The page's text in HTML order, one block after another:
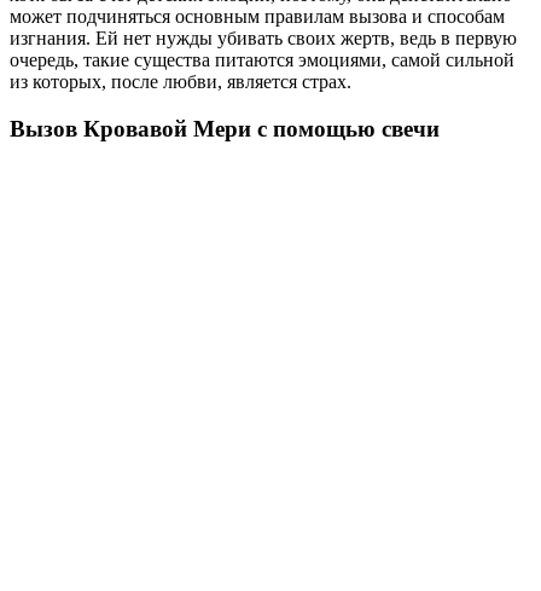
может подчиняться основным правилам вызова и способам
изгнания. Ей нет нужды убивать своих жертв, ведь в первую
очередь, такие существа питаются эмоциями, самой сильной
из которых, после любви, является страх.
Вызов Кровавой Мери с помощью свечи